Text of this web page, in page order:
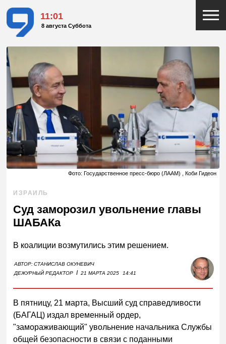
11:01
8 августа Суббота
Фото: Государственное пресс-бюро (ЛААМ) , Коби Гидеон
ИЗРАИЛЬ
Суд заморозил увольнение главы
ШАБАКа
В коалиции возмутились этим решением.
АВТОР:СТАНИСЛАВ ОКУНЕВИЧ
ДЕЖУРНЫЙ РЕДАКТОР I 21 МАРТА 2025 14:41
В пятницу, 21 марта, Высший суд справедливости
(БАГАЦ) издал временный ордер,
"замораживающий" увольнение начальника Службы
общей безопасности в связи с поданными